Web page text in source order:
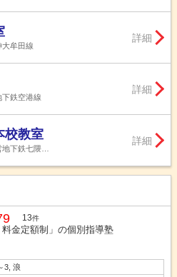
牟田線
詳細
鉄空港線
詳細
校教室
下鉄七隈…
詳細
13件
料金定額制」の個別指導塾
3, 浪